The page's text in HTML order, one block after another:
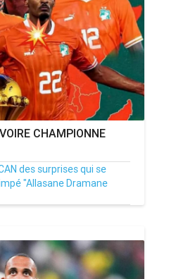
CHAMPIONNE
des surprises qui se
"Allasane Dramane